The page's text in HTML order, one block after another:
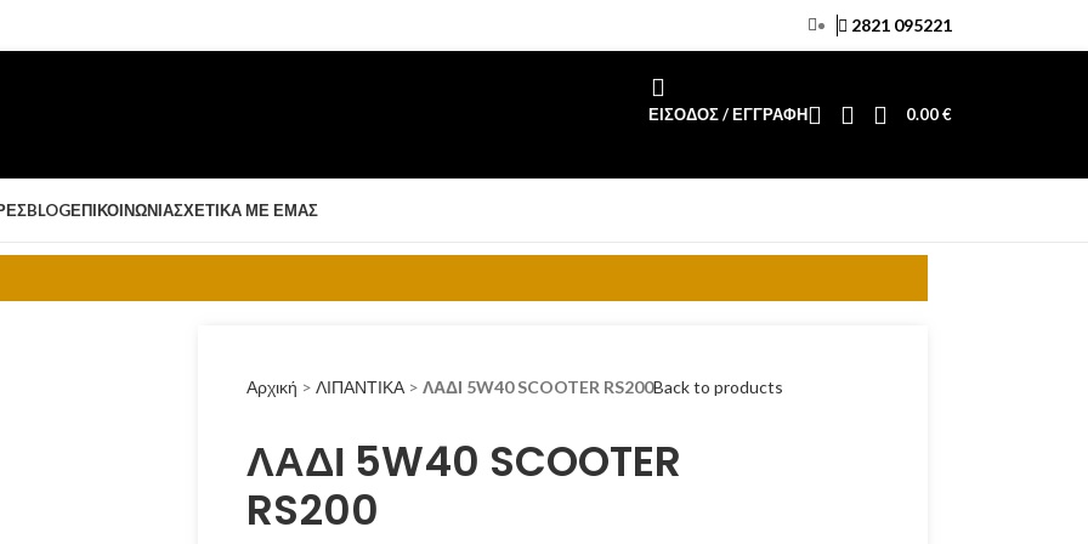
2821 095221
ΕΊΣΟΔΟΣ / ΕΓΓΡΑΦΉ 0.00€
BLOGΕΠΙΚΟΙΝΩΝΊΑΣΧΕΤΙΚΆ ΜΕ ΕΜΆΣ
Αρχική > ΛΙΠΑΝΤΙΚΑ > ΛΑΔΙ 5W40 SCOOTER RS200Back to products
ΛΑΔΙ 5W40 SCOOTER
RS200